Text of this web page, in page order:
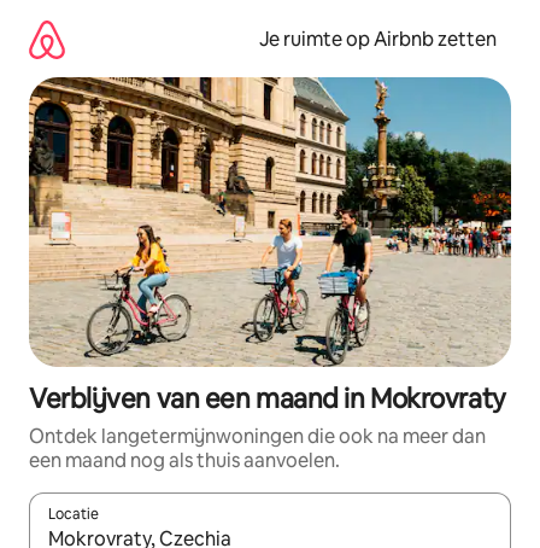
direct
naar
inhoud
Je ruimte op Airbnb zetten
Verblijven van een maand in Mokrovraty
Ontdek langetermijnwoningen die ook na meer dan
een maand nog als thuis aanvoelen.
Locatie
Wanneer er suggesties beschikbaar zijn, maak je een keuze